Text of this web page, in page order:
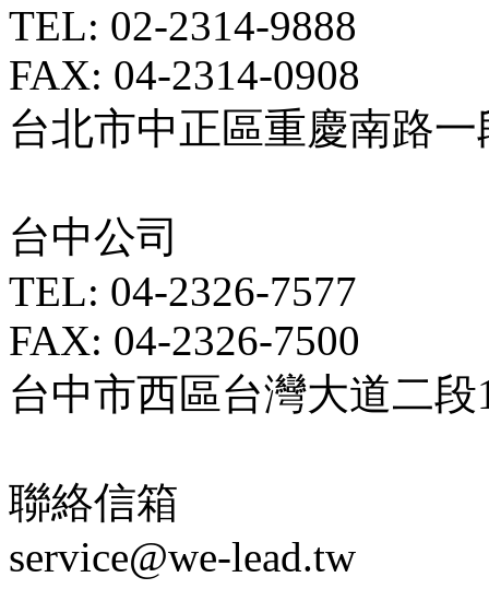
TEL: 02-2314-9888
FAX: 04-2314-0908
台北市中正區重慶南路一
台中公司
TEL: 04-2326-7577
FAX: 04-2326-7500
台中市西區台灣大道二段
聯絡信箱
service@we-lead.tw